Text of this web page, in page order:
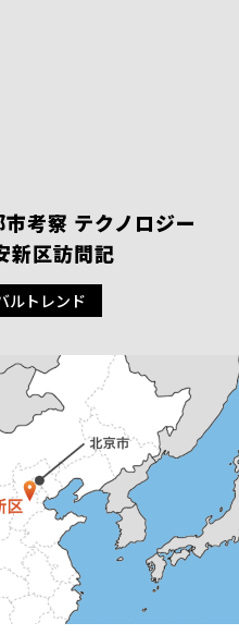
考察 テクノロジー
新区訪問記
ルトレンド